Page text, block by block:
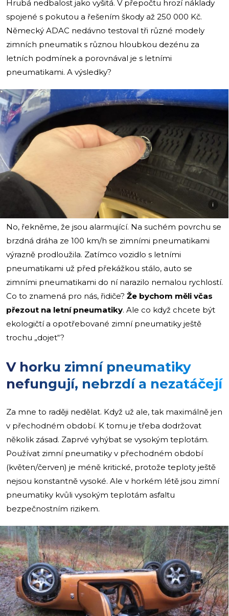
Hrubá nedbalost jako vyšitá. V přepočtu hrozí náklady
spojené s pokutou a řešením škody až 250 000 Kč.
Německý ADAC nedávno testoval tři různé modely
zimních pneumatik s různou hloubkou dezénu za
letních podmínek a porovnával je s letními
pneumatikami. A výsledky?
i
No, řekněme, že jsou alarmující. Na suchém povrchu se
brzdná dráha ze 100 km/h se zimními pneumatikami
výrazně prodloužila. Zatímco vozidlo s letními
pneumatikami už před překážkou stálo, auto se
zimními pneumatikami do ní narazilo nemalou rychlostí.
Co to znamená pro nás, řidiče? Že bychom měli včas
přezout na letní pneumatiky. Ale co když chcete být
ekologičtí a opotřebované zimní pneumatiky ještě
trochu „dojet“?
V horku zimní pneumatiky
nefungují, nebrzdí a nezatáčejí
Za mne to raději nedělat. Když už ale, tak maximálně jen
v přechodném období. K tomu je třeba dodržovat
několik zásad. Zaprvé vyhýbat se vysokým teplotám.
Používat zimní pneumatiky v přechodném období
(květen/červen) je méně kritické, protože teploty ještě
nejsou konstantně vysoké. Ale v horkém létě jsou zimní
pneumatiky kvůli vysokým teplotám asfaltu
bezpečnostním rizikem.